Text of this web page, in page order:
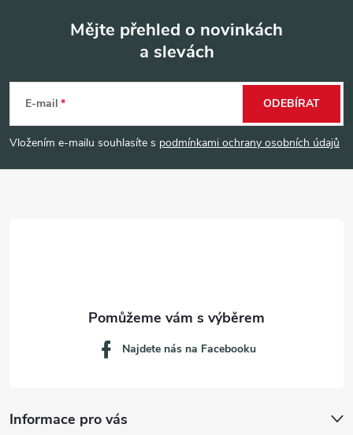
p
a
Mějte přehled o novinkách
a slevách
E-mail
Vložením e-mailu souhlasíte s podmínkami ochrany osobních údajů
ODEBÍRAT
Informace pro vás
Najdete nás na Facebooku